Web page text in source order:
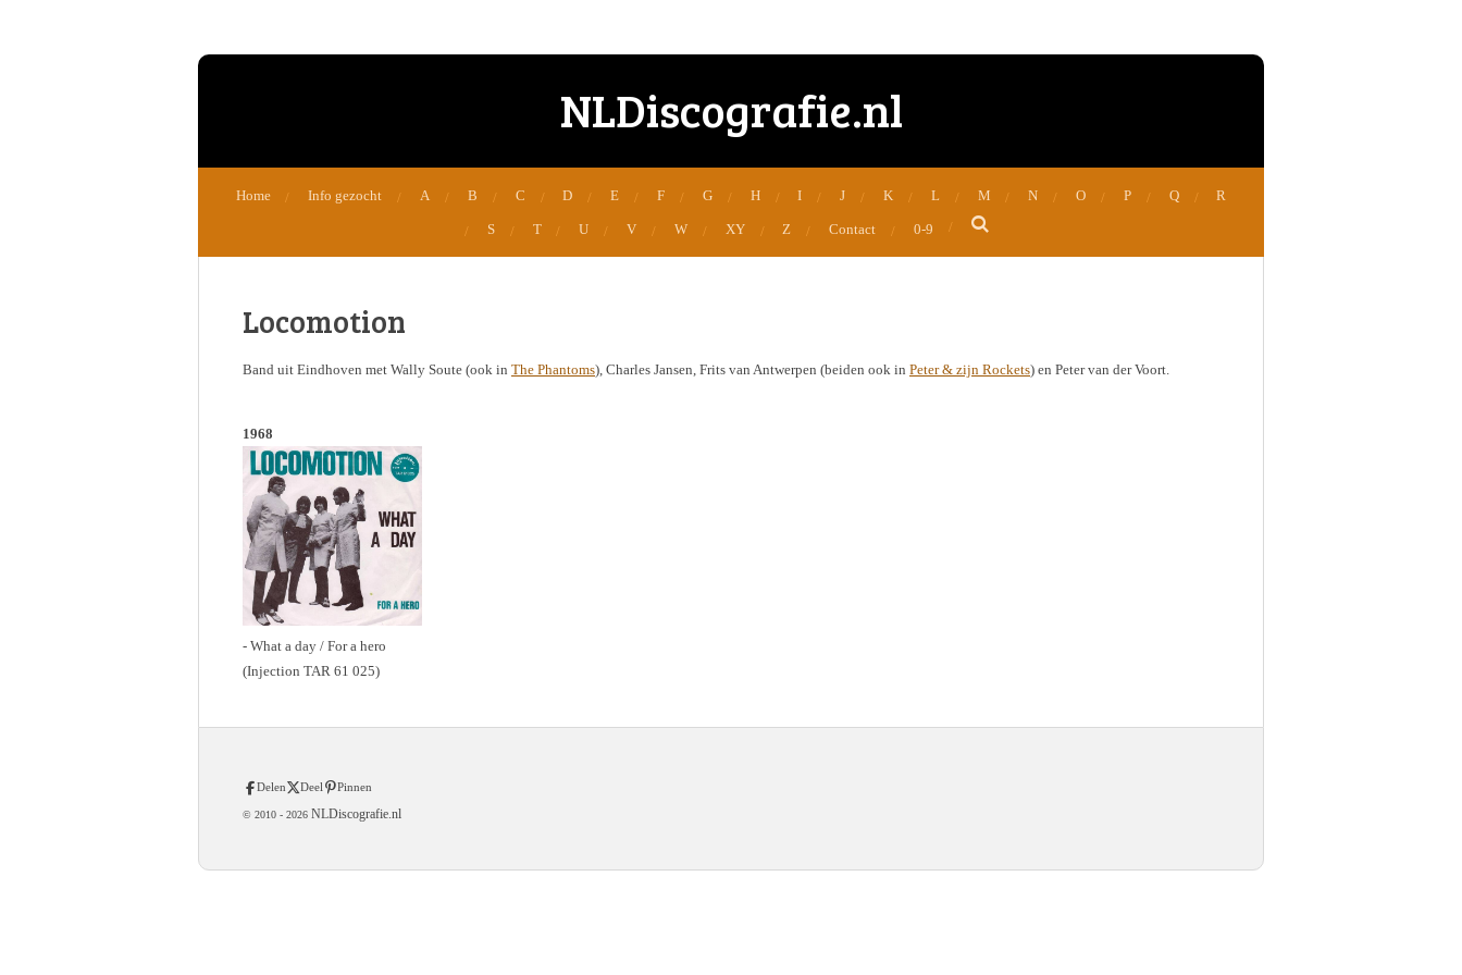
NLDiscografie.nl
Home Info gezocht A B C D E F G H I J K L M N O P Q R
S T U V W XY Z Contact 0-9
Locomotion
Band uit Eindhoven met Wally Soute (ook in The Phantoms), Charles Jansen, Frits van Antwerpen (beiden ook in Peter & zijn Rockets) en Peter van der Voort.
1968
- What a day / For a hero
(Injection TAR 61 025)
Delen Deel Pinnen
© 2010 - 2026 NLDiscografie.nl